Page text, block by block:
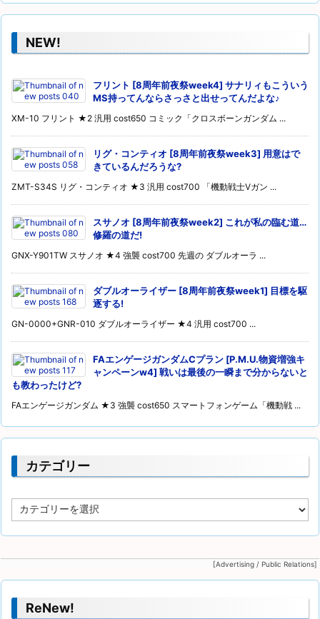
NEW!
フリント [8周年前夜祭week4] サナリィもこういう
MS持ってんならさっさと出せってんだよな♪
XM-10 フリント ★2 汎用 cost650 コミック「クロスボーンガンダム ...
リグ・コンティオ [8周年前夜祭week3] 用意はで
きているんだろうな?
ZMT-S34S リグ・コンティオ ★3 汎用 cost700 「機動戦士Vガン ...
スサノオ [8周年前夜祭week2] これが私の臨む道…
修羅の道だ!
GNX-Y901TW スサノオ ★4 強襲 cost700 先週の ダブルオーラ ...
ダブルオーライザー [8周年前夜祭week1] 目標を駆
逐する!
GN-0000+GNR-010 ダブルオーライザー ★4 汎用 cost700 ...
FAエンゲージガンダムCプラン [P.M.U.物資増強キ
ャンペーンw4] 戦いは最後の一瞬まで分からないと
も教わったけど?
FAエンゲージガンダム ★3 強襲 cost650 スマートフォンゲーム「機動戦 ...
カテゴリー
テ
ー
[Advertising / Public Relations]
ReNew!